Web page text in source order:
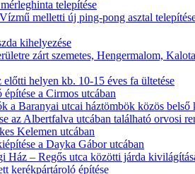
telepítése
melletti új ping-pong asztal
kihelyezése
zárt szemetes, Hengermalom,
előtti helyen kb. 10-15 éves fa ültetése
a Cirmos utcában
a Baranyai utcai háztömbök közös belső
az Albertfalva utcában található orvosi
Kelemen utcában
a Dayka Gábor utcában
Ház – Regős utca közötti járda
kerékpártároló építése